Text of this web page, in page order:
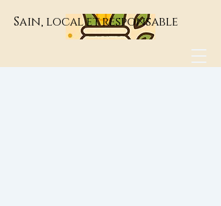
Sain, local et responsable